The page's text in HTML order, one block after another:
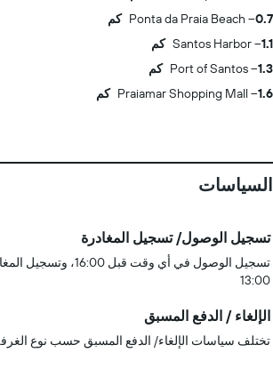
Ponta da Praia Beach
0.7 كم
Santos Harbor
1.1 كم
Port of Santos
1.3 كم
Praiamar Shopping Mall
1.6 كم
السياسات
تسجيل الوصول/ تسجيل المغادرة
تسجيل الوصول في أي وقت
13:00
الإلغاء / الدفع المسبق
تختلف سياسات الإلغاء/ الدفع المسبق حسب نوع